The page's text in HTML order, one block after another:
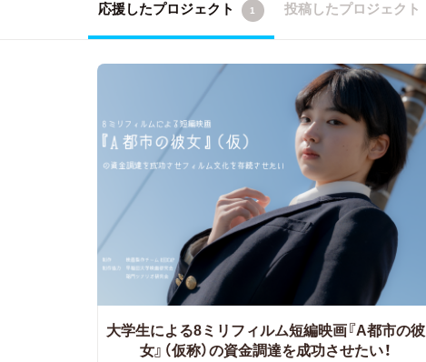
応援したプロジェクト 1 投稿したプロジェクト
大学生による8ミリフィルム短編映画『A都市の彼
女』（仮称）の資金調達を成功させたい！